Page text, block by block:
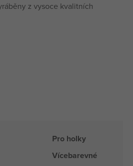
z vysoce kvalitních
Pro holky
Vícebarevné